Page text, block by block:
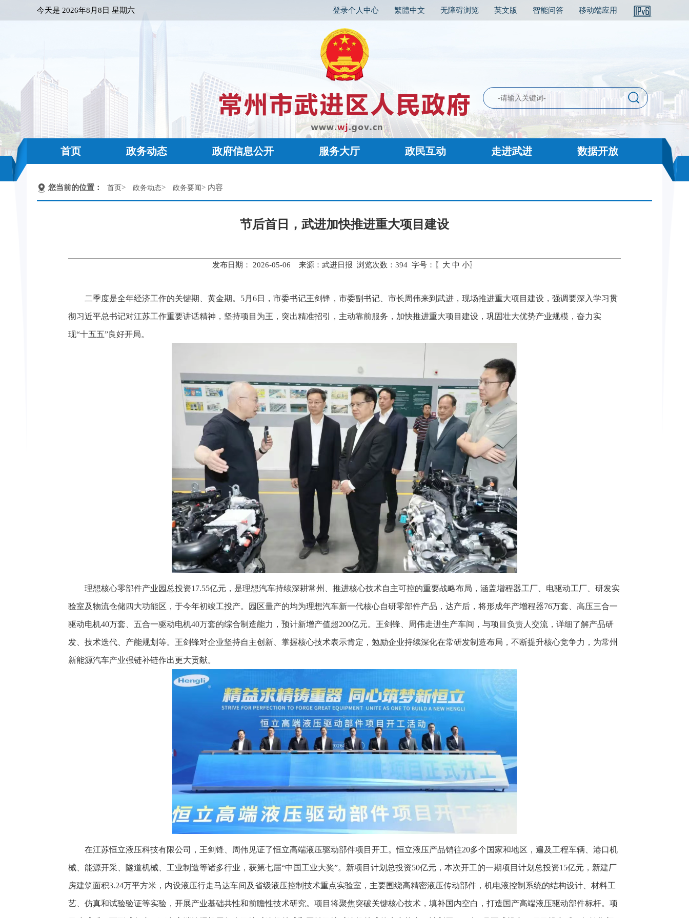
今天是 2026年8月8日 星期六 登录个人中心 繁體中文 无障碍浏览 英文版 智能问答 移动端应用
首页 政务动态 政府信息公开 服务大厅 政民互动 走进武进 数据开放
您当前的位置： 首页> 政务动态> 政务要闻> 内容
节后首日，武进加快推进重大项目建设
发布日期： 2026-05-06 来源：武进日报 浏览次数： 394字号：〖 大 中 小〗
二季度是全年经济工作的关键期、黄金期。5月6日，市委书记王剑锋，市委副书记、市长周伟来到武进，现场推进重大项目建设，强调要深入学习贯
彻习近平总书记对江苏工作重要讲话精神，坚持项目为王，突出精准招引，主动靠前服务，加快推进重大项目建设，巩固壮大优势产业规模，奋力实
现“十五五”良好开局。
理想核心零部件产业园总投资17.55亿元，是理想汽车持续深耕常州、推进核心技术自主可控的重要战略布局，涵盖增程器工厂、电驱动工厂、研发实
验室及物流仓储四大功能区，于今年初竣工投产。园区量产的均为理想汽车新一代核心自研零部件产品，达产后，将形成年产增程器76万套、高压三合一
驱动电机40万套、五合一驱动电机40万套的综合制造能力，预计新增产值超200亿元。王剑锋、周伟走进生产车间，与项目负责人交流，详细了解产品研
发、技术迭代、产能规划等。王剑锋对企业坚持自主创新、掌握核心技术表示肯定，勉励企业持续深化在常研发制造布局，不断提升核心竞争力，为常州
新能源汽车产业强链补链作出更大贡献。
在江苏恒立液压科技有限公司，王剑锋、周伟见证了恒立高端液压驱动部件项目开工。恒立液压产品销往20多个国家和地区，遍及工程车辆、港口机
械、能源开采、隧道机械、工业制造等诸多行业，获第七届“中国工业大奖”。新项目计划总投资50亿元，本次开工的一期项目计划总投资15亿元，新建厂
房建筑面积3.24万平方米，内设液压行走马达车间及省级液压控制技术重点实验室，主要围绕高精密液压传动部件，机电液控制系统的结构设计、材料工
艺、仿真和试验验证等实验，开展产业基础共性和前瞻性技术研究。项目将聚焦突破关键核心技术，填补国内空白，打造国产高端液压驱动部件标杆。项